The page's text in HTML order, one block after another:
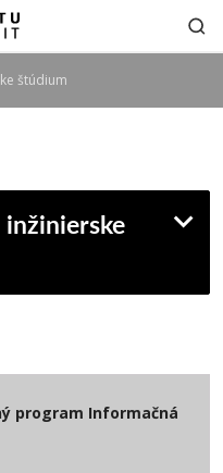
štúdium
program Informačná